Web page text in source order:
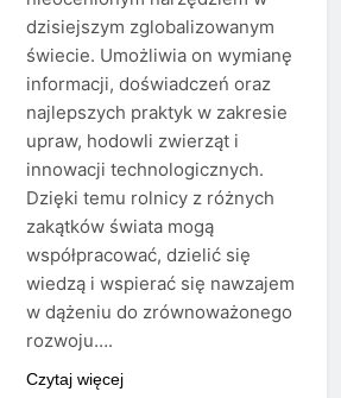
dzisiejszym zglobalizowanym
świecie. Umożliwia on wymianę
informacji, doświadczeń oraz
najlepszych praktyk w zakresie
upraw, hodowli zwierząt i
innowacji technologicznych.
Dzięki temu rolnicy z różnych
zakątków świata mogą
współpracować, dzielić się
wiedzą i wspierać się nawzajem
w dążeniu do zrównoważonego
rozwoju….
Czytaj więcej